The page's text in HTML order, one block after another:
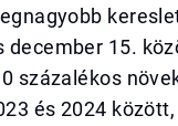
december 15.
százalékos
és 2024